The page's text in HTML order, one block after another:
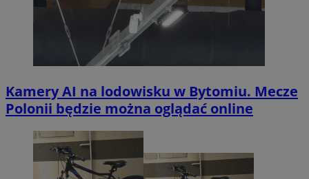
Kamery AI na lodowisku w Bytomiu. Mecze
Polonii będzie można oglądać online